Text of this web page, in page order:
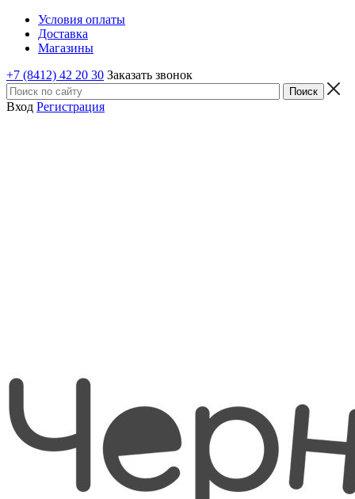
Условия оплаты
Доставка
Магазины
+7 (8412) 42 20 30 Заказать звонок
Вход Регистрация